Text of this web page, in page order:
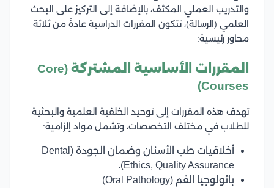
والتدريب العملي المكثف، بالإضافة إلى التركيز على البحث
العلمي (الرسالة)، تتكون المقررات الدراسية عادةً من ثلاثة
محاور رئيسية:
المقررات الأساسية المشتركة (Core
Courses)
تهدف هذه المقررات إلى توحيد الخلفية العلمية والبحثية
للطلاب في مختلف التخصصات، وتشمل مواد إلزامية:
أخلاقيات طب الأسنان وضمان الجودة (Dental
Ethics, Quality Assurance).
باثولوجيا الفم (Oral Pathology)